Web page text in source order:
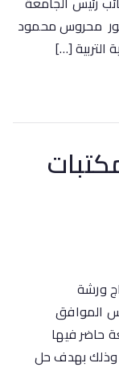
محروس محمود
التربية […]
ورشة
الموافق
حاضر فيها
وذلك بهدف حل